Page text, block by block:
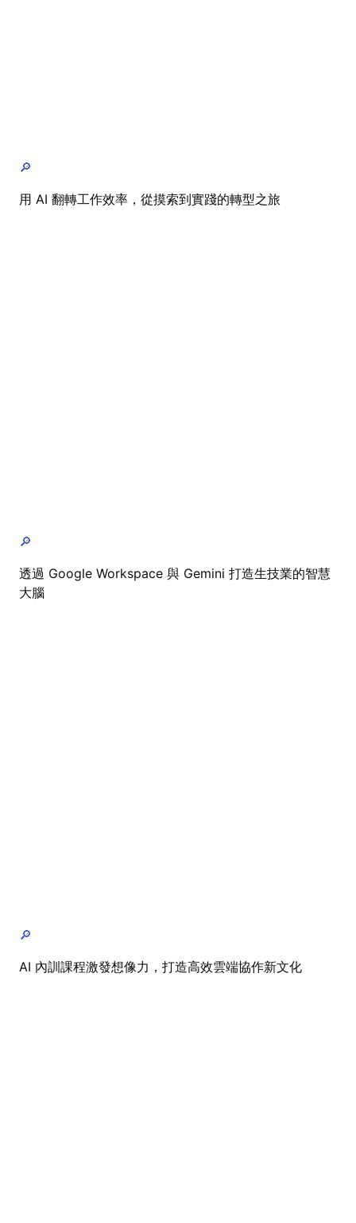
🔎
用 AI 翻轉工作效率，從摸索到實踐的轉型之旅
🔎
透過 Google Workspace 與 Gemini 打造生技業的智慧
大腦
🔎
AI 內訓課程激發想像力，打造高效雲端協作新文化